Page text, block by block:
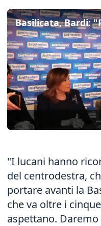
"I lucani hanno
del centrodestra,
portare avanti la
che va oltre i
aspettano.